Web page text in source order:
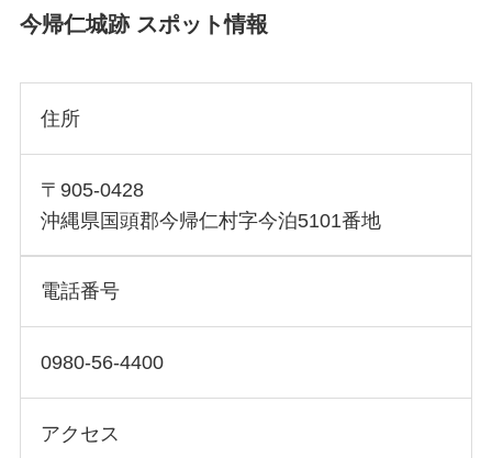
今帰仁城跡 スポット情報
住所
〒905-0428
沖縄県国頭郡今帰仁村字今泊5101番地
電話番号
0980-56-4400
アクセス